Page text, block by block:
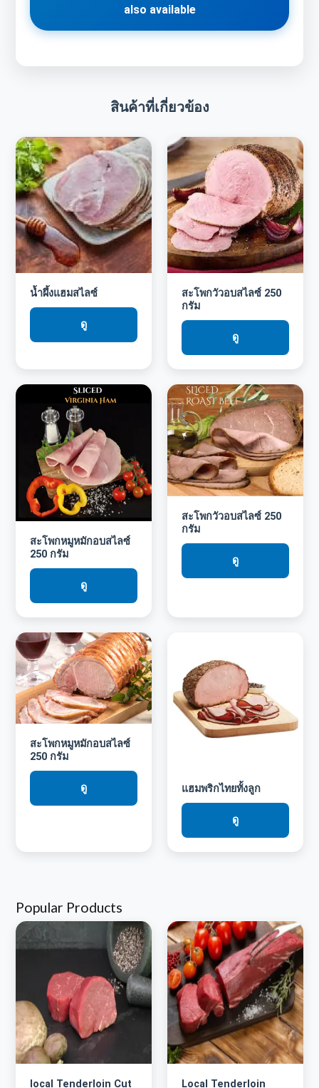
also available
สินค้าที่เกี่ยวข้อง
น้ำผึ้งแฮมสไลซ์
ดู
สะโพกวัวอบสไลซ์ 250
กรัม
ดู
สะโพกหมูหมักอบสไลซ์
250 กรัม
ดู
สะโพกวัวอบสไลซ์ 250
กรัม
ดู
สะโพกหมูหมักอบสไลซ์
250 กรัม
ดู แฮมพริกไทยทั้งลูก
ดู
Popular Products
local Tenderloin Cut Local Tenderloin